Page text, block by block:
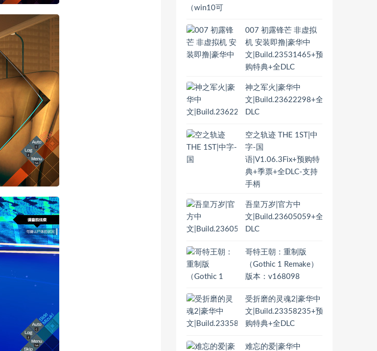
007 初露锋芒 非虚拟
机 安装即撸|豪华中
文|Build.23531465+预
购特典+全DLC
神之军火|豪华中
文|Build.23622298+全
DLC
空之轨迹 THE 1ST|中
字-国
语|V1.06.3Fix+预购特
典+季票+全DLC-支持
手柄
吾皇万岁|官方中
文|Build.23605059+全
DLC
哥特王朝：重制版
（Gothic 1 Remake）
版本：v168098
受折磨的灵魂2|豪华中
文|Build.23358235+预
购特典+全DLC
难忘的爱|豪华中